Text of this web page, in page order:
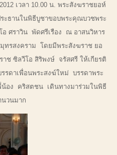
เวลา 10.00 น. พระสังฆราชยอห์
ธานในพิธีบูชาขอบพระคุณบวชพระ
ศราวิน พัดศรีเรือง ณ อาสนวิหาร
ทรสงคราม โดยมีพระสังฆราช ยอ
ซิลวีโอ สิริพงษ์ จรัสศรี ให้เกียรติ
รดาเพื่อนพระสงฆ์ใหม่ บรรดาพระ
อง คริสตชน เดินทางมาร่วมในพิธี
นวนมาก